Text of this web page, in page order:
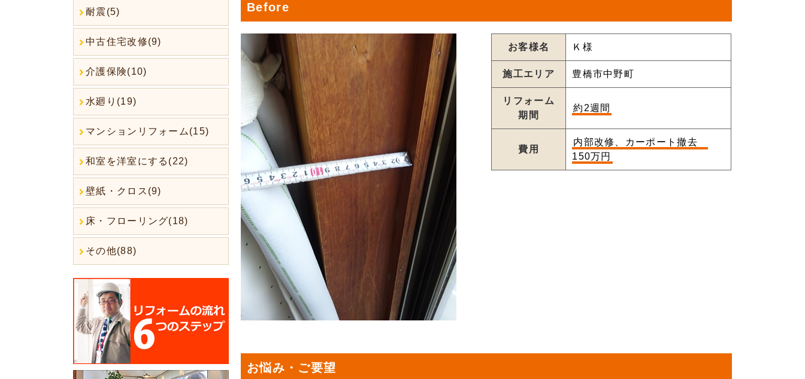
Before
お客様名 Ｋ様
施工エリア 豊橋市中野町
リフォーム
期間
約2週間
費用
内部改修、カーポート撤去
150万円
お悩み・ご要望
耐震(5)
中古住宅改修(9)
介護保険(10)
水廻り(19)
マンションリフォーム(15)
和室を洋室にする(22)
壁紙・クロス(9)
床・フローリング(18)
その他(88)